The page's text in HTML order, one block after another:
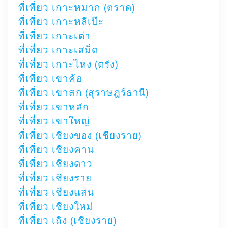
ที่เที่ยว เกาะหมาก (ตราด)
ที่เที่ยว เกาะหลีเป๊ะ
ที่เที่ยว เกาะเต่า
ที่เที่ยว เกาะเสม็ด
ที่เที่ยว เกาะไหง (ตรัง)
ที่เที่ยว เขาค้อ
ที่เที่ยว เขาสก (สุราษฎร์ธานี)
ที่เที่ยว เขาหลัก
ที่เที่ยว เขาใหญ่
ที่เที่ยว เชียงของ (เชียงราย)
ที่เที่ยว เชียงคาน
ที่เที่ยว เชียงดาว
ที่เที่ยว เชียงราย
ที่เที่ยว เชียงแสน
ที่เที่ยว เชียงใหม่
ที่เที่ยว เถิง (เชียงราย)